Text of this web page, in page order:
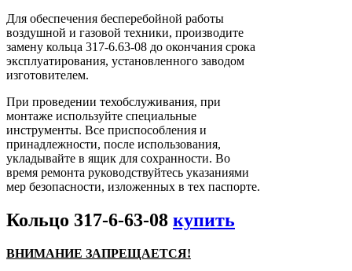
Для обеспечения бесперебойной работы
воздушной и газовой техники, производите
замену кольца 317-6.63-08 до окончания срока
эксплуатирования, установленного заводом
изготовителем.
При проведении техобслуживания, при
монтаже используйте специальные
инструменты. Все приспособления и
принадлежности, после использования,
укладывайте в ящик для сохранности. Во
время ремонта руководствуйтесь указаниями
мер безопасности, изложенных в тех паспорте.
Кольцо 317-6-63-08 купить
ВНИМАНИЕ ЗАПРЕЩАЕТСЯ!